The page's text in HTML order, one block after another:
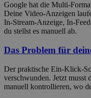
Google hat die Multi-
Deine Video-Anzeigen
In-Stream-Anzeige, In-
du stellst es manuell ab.
Das Problem für
Der praktische Ein-Klick-
verschwunden. Jetzt musst
manuell kontrollieren, wo